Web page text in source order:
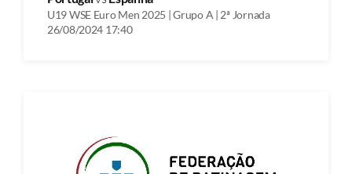
U19 WSE Euro Men 2025 | Grupo A | 2ª Jornada
26/08/2024 17:40